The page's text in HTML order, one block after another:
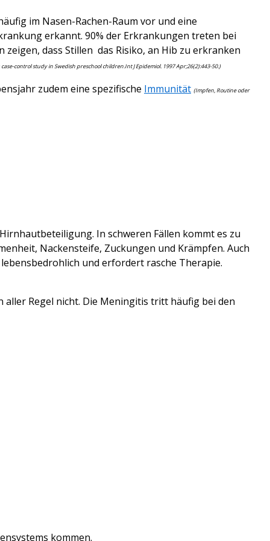
im Nasen-Rachen-Raum vor und eine
erkannt. 90% der Erkrankungen treten bei
dass Stillen das Risiko, an Hib zu erkranken
control study in Swedish preschool children.Int J Epidemiol. 1997 Apr;26(2):443-50.)
zudem eine spezifische Immunität (Impfen, Routine oder
In schweren Fällen kommt es zu
Nackensteife, Zuckungen und Krämpfen. Auch
und erfordert rasche Therapie.
aller Regel nicht. Die Meningitis tritt häufig bei den
kommen.